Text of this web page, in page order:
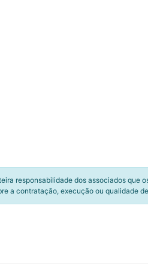
responsabilidade dos associados que
a contratação, execução ou qualidade